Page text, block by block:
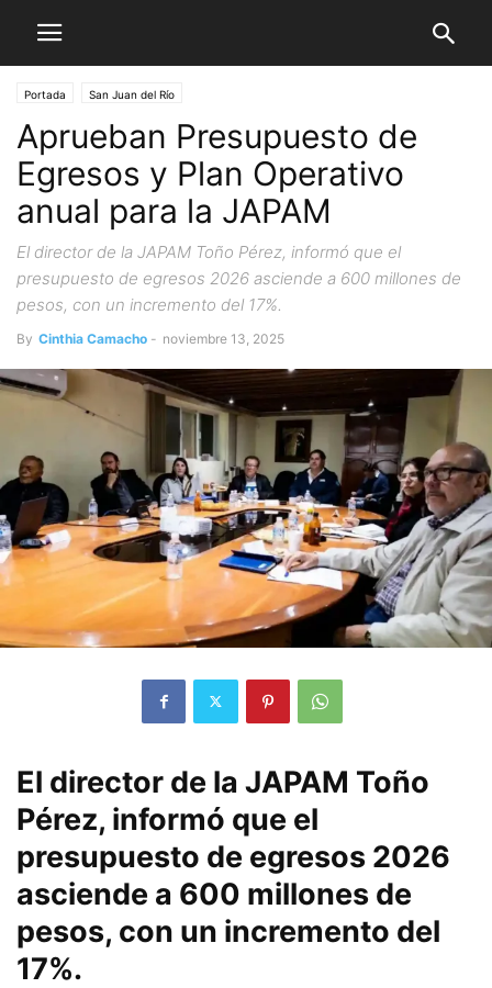
Portada San Juan del Río
Aprueban Presupuesto de
Egresos y Plan Operativo
anual para la JAPAM
El director de la JAPAM Toño Pérez, informó que el
presupuesto de egresos 2026 asciende a 600 millones de
pesos, con un incremento del 17%.
By Cinthia Camacho - noviembre 13, 2025
El director de la JAPAM Toño
Pérez, informó que el
presupuesto de egresos 2026
asciende a 600 millones de
pesos, con un incremento del
17%.